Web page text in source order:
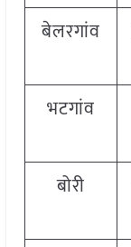
बेलरगांव
भटगांव
बोरी